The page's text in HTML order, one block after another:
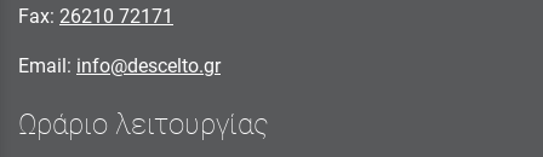
Fax: 26210 72171
Email: info@descelto.gr
Ωράριο λειτουργίας